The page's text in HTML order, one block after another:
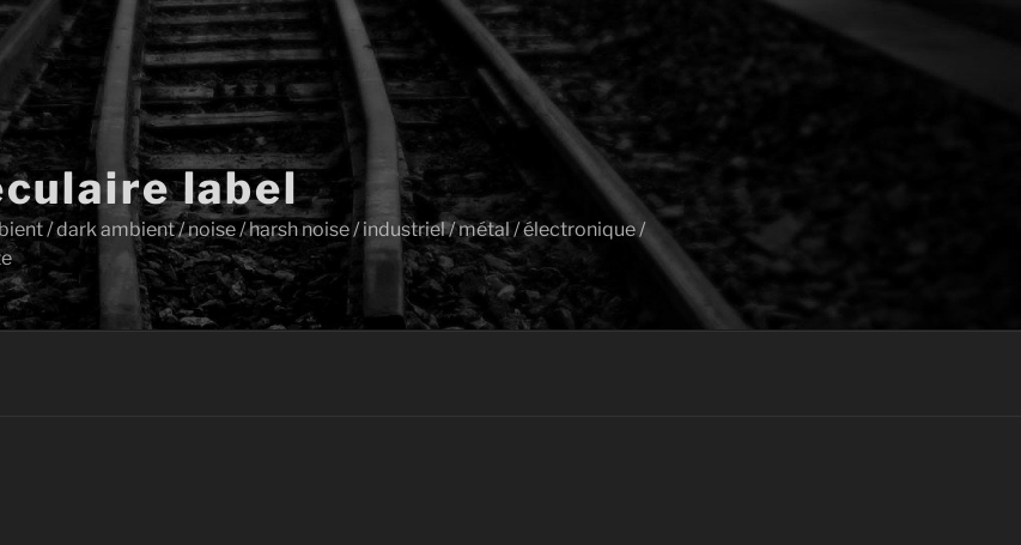
label
/ dark ambient / noise / harsh noise / industriel / métal / électronique /